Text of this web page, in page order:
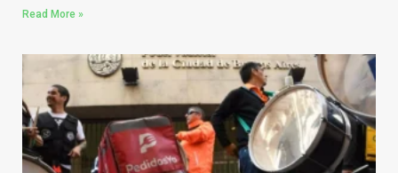
Read More »